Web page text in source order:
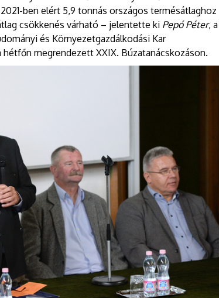
ben elért 5,9 tonnás országos termésátlaghoz
csökkenés várható – jelentette ki Pepó Péter, a
és Környezetgazdálkodási Kar
megrendezett XXIX. Búzatanácskozáson.